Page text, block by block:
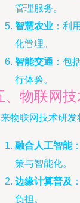
管理服务。
智慧农业 ：利
化管理。
智能交通 ：包
行体验。
、物联网
物联网技术研发
融合人工智能
策与智能化。
边缘计算普及
负担。